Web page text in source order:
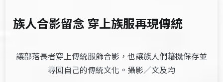
族人合影留念 穿上族服再現傳統
讓部落長者穿上傳統服飾合影，也讓族人們藉機保存並
尋回自己的傳統文化。攝影／文及均